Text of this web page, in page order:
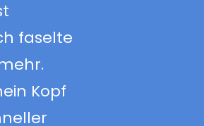
faselte
Kopf